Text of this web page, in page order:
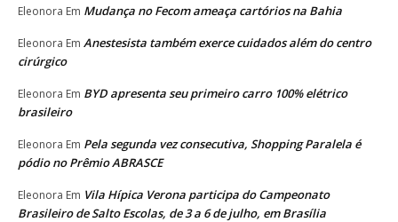
Eleonora Em Mudança no Fecom ameaça cartórios na Bahia
Eleonora Em Anestesista também exerce cuidados além do centro
cirúrgico
Eleonora Em BYD apresenta seu primeiro carro 100% elétrico
brasileiro
Eleonora Em Pela segunda vez consecutiva, Shopping Paralela é
pódio no Prêmio ABRASCE
Eleonora Em Vila Hípica Verona participa do Campeonato
Brasileiro de Salto Escolas, de 3 a 6 de julho, em Brasília